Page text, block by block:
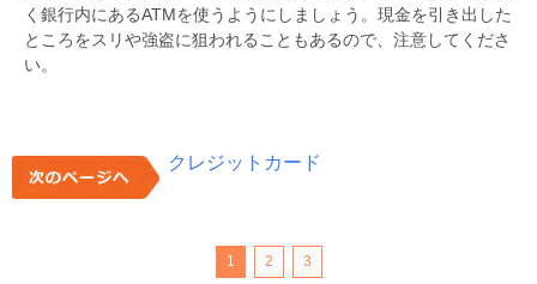
く銀行内にあるATMを使うようにしましょう。現金を引き出した
ところをスリや強盗に狙われることもあるので、注意してくださ
い。
クレジットカード
1 2 3